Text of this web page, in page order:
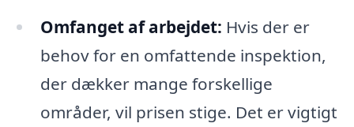
Omfanget af arbejdet: Hvis der er
behov for en omfattende inspektion,
der dækker mange forskellige
områder, vil prisen stige. Det er vigtigt